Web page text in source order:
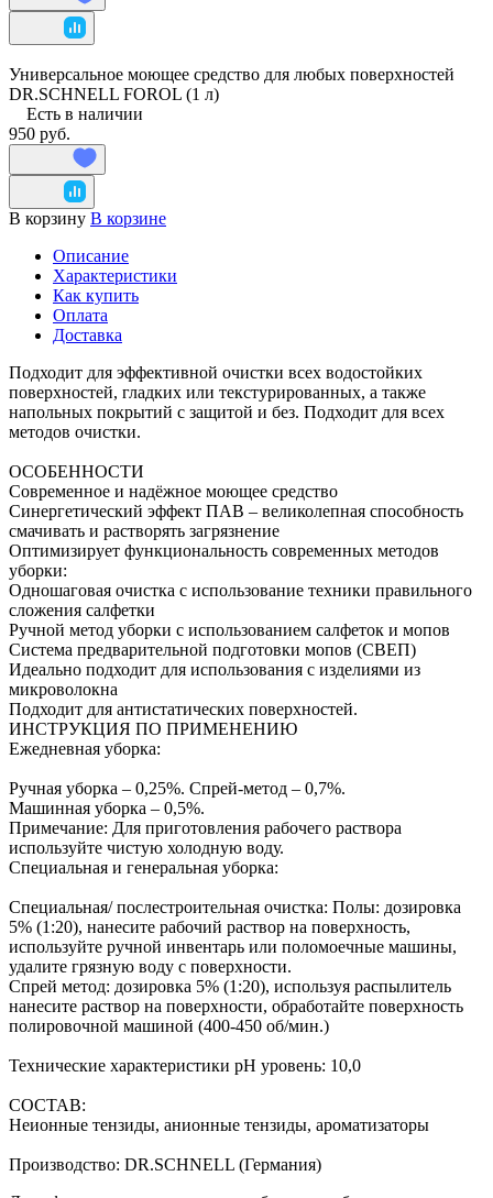
Универсальное моющее средство для любых поверхностей
DR.SCHNELL FOROL (1 л)
Есть в наличии
950 руб.
В корзину В корзине
Описание
Характеристики
Как купить
Оплата
Доставка
Подходит для эффективной очистки всех водостойких
поверхностей, гладких или текстурированных, а также
напольных покрытий с защитой и без. Подходит для всех
методов очистки.
ОСОБЕННОСТИ
Современное и надёжное моющее средство
Синергетический эффект ПАВ – великолепная способность
смачивать и растворять загрязнение
Оптимизирует функциональность современных методов
уборки:
Одношаговая очистка с использование техники правильного
сложения салфетки
Ручной метод уборки с использованием салфеток и мопов
Система предварительной подготовки мопов (СВЕП)
Идеально подходит для использования с изделиями из
микроволокна
Подходит для антистатических поверхностей.
ИНСТРУКЦИЯ ПО ПРИМЕНЕНИЮ
Ежедневная уборка:
Ручная уборка – 0,25%. Спрей-метод – 0,7%.
Машинная уборка – 0,5%.
Примечание: Для приготовления рабочего раствора
используйте чистую холодную воду.
Специальная и генеральная уборка:
Специальная/ послестроительная очистка: Полы: дозировка
5% (1:20), нанесите рабочий раствор на поверхность,
используйте ручной инвентарь или поломоечные машины,
удалите грязную воду с поверхности.
Спрей метод: дозировка 5% (1:20), используя распылитель
нанесите раствор на поверхности, обработайте поверхность
полировочной машиной (400-450 об/мин.)
Технические характеристики рН уровень: 10,0
СОСТАВ:
Неионные тензиды, анионные тензиды, ароматизаторы
Производство: DR.SCHNELL (Германия)